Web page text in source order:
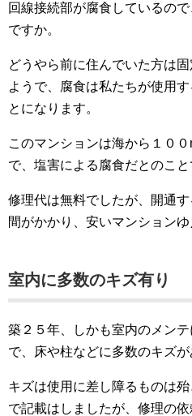
回線接続部が腐食しているの
ですか。
どうやら前に住んでいた方は
ようで、腐食は私たちが使用
とになります。
このマンションは海から１０
で、塩害による腐食だとのこと
修理代は無料でしたが、開通
間がかかり、安いマンションゆ
室内に多数のキズ有り
築２５年、しかも室内のメン
で、床や柱などに多数のキズが
キズは使用に差し障るものは
で記載はしましたが、修理の依